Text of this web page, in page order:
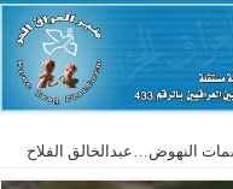
النهوض…عبدالخالق الفلاح